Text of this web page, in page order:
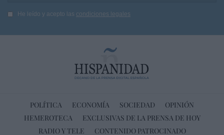
He leído y acepto las condiciones legales
POLÍTICA ECONOMÍA SOCIEDAD
OPINIÓN
HEMEROTECA
EXCLUSIVAS DE LA PRENSA DE HOY
RADIO Y TELE
CONTENIDO PATROCINADO